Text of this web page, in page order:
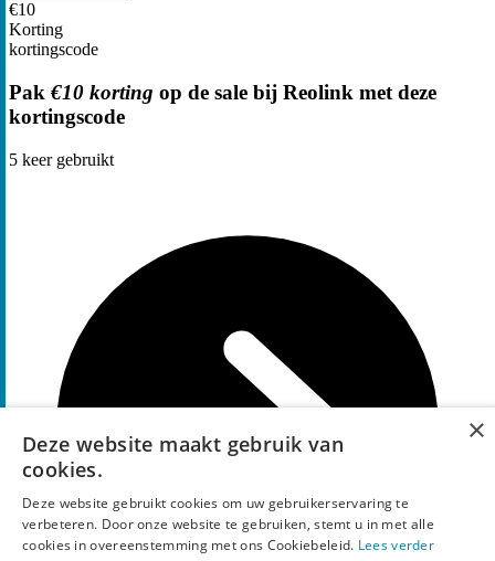
€10
Korting
kortingscode
Pak €10 korting op de sale bij Reolink met deze
kortingscode
5 keer gebruikt
×
Deze website maakt gebruik van
cookies.
Deze website gebruikt cookies om uw gebruikerservaring te
verbeteren. Door onze website te gebruiken, stemt u in met alle
cookies in overeenstemming met ons Cookiebeleid. Lees verder